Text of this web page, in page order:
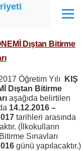
Menü
Dıştan Bitirme
Öğretim Yılı
KIŞ
Dıştan Bitirme
aşağıda belirtilen
14.12.2016 –
tarihleri arasında
(İlkokulların
Sınavları
günü yapılacaktır.)